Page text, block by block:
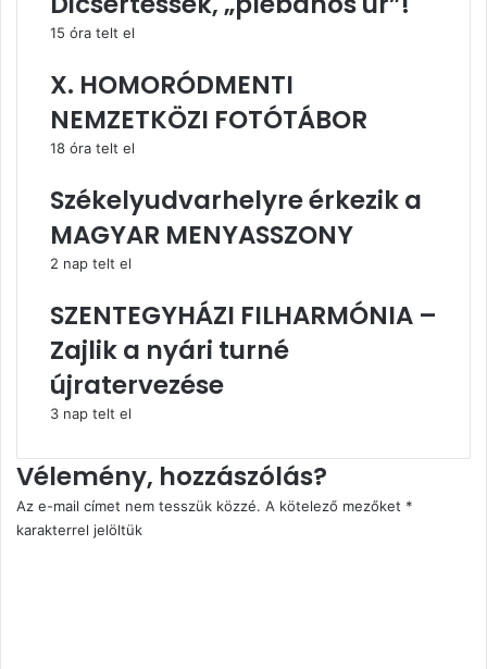
15 óra telt el
X. HOMORÓDMENTI
NEMZETKÖZI FOTÓTÁBOR
18 óra telt el
Székelyudvarhelyre érkezik a
MAGYAR MENYASSZONY
2 nap telt el
SZENTEGYHÁZI FILHARMÓNIA –
Zajlik a nyári turné
újratervezése
3 nap telt el
Vélemény, hozzászólás?
Az e-mail címet nem tesszük közzé. A kötelező mezőket *
karakterrel jelöltük